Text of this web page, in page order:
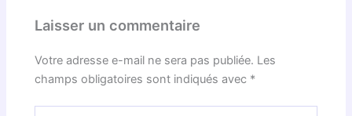
Laisser un commentaire
Votre adresse e-mail ne sera pas publiée. Les
champs obligatoires sont indiqués avec *